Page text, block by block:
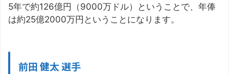
5年で約126億円（9000万ドル）ということで、年俸
は約25億2000万円ということになります。
前田 健太 選手